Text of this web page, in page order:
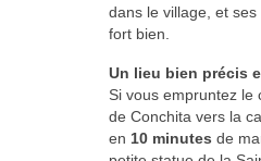
dans le village, et ses
fort bien.
Un lieu bien précis
Si vous empruntez le
de Conchita vers la
en 10 minutes de